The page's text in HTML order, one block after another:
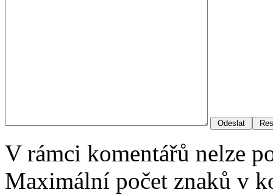
V rámci komentářů nelze
Maximální počet znaků v